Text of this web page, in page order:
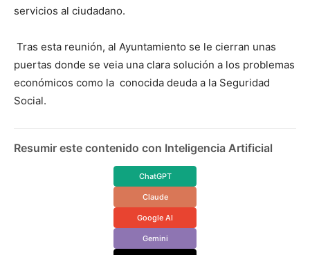
servicios al ciudadano.
Tras esta reunión, al Ayuntamiento se le cierran unas
puertas donde se veia una clara solución a los problemas
económicos como la conocida deuda a la Seguridad
Social.
Resumir este contenido con Inteligencia Artificial
ChatGPT
Claude
Google AI
Gemini